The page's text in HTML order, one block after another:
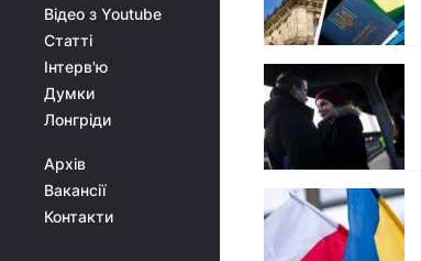
Відео з Youtube
Статті
Інтерв'ю
Думки
Лонгріди
Архів
Вакансії
Контакти